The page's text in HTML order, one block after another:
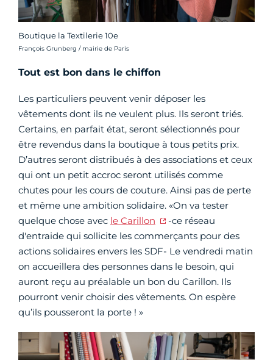
Boutique la Textilerie 10e
Crédit photo :
François Grunberg / mairie de Paris
Tout est bon dans le chiffon
Les particuliers peuvent venir déposer les
vêtements dont ils ne veulent plus. Ils seront triés.
Certains, en parfait état, seront sélectionnés pour
être revendus dans la boutique à tous petits prix.
D’autres seront distribués à des associations et ceux
qui ont un petit accroc seront utilisés comme
chutes pour les cours de couture. Ainsi pas de perte
et même une ambition solidaire. «On va tester
quelque chose avec le Carillon
-ce réseau
d'entraide qui sollicite les commerçants pour des
actions solidaires envers les SDF- Le vendredi matin
on accueillera des personnes dans le besoin, qui
auront reçu au préalable un bon du Carillon. Ils
pourront venir choisir des vêtements. On espère
qu’ils pousseront la porte ! »